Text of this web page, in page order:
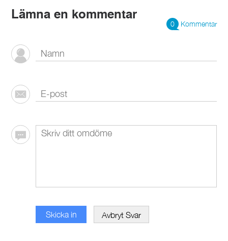
Lämna en kommentar
0 Kommentar
Skicka in Avbryt Svar